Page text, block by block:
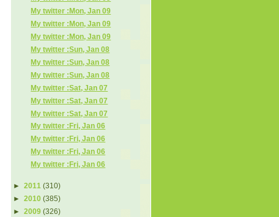
My twitter :Mon, Jan 09
My twitter :Mon, Jan 09
My twitter :Mon, Jan 09
My twitter :Sun, Jan 08
My twitter :Sun, Jan 08
My twitter :Sun, Jan 08
My twitter :Sat, Jan 07
My twitter :Sat, Jan 07
My twitter :Sat, Jan 07
My twitter :Fri, Jan 06
My twitter :Fri, Jan 06
My twitter :Fri, Jan 06
My twitter :Fri, Jan 06
► 2011 (310)
► 2010 (385)
► 2009 (326)